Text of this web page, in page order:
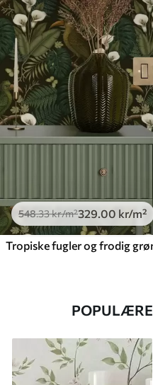
548.33kr/m²329.00 kr/m²
POPULÆRE